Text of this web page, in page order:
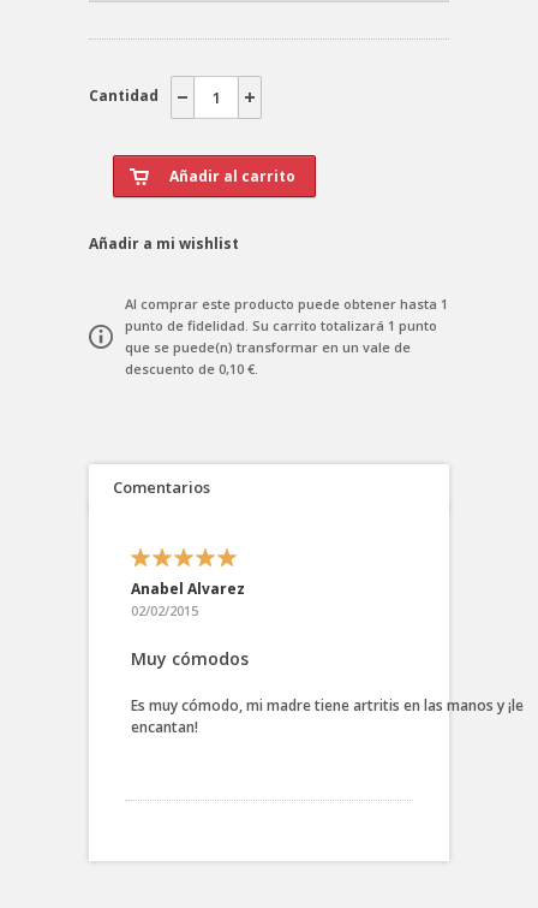
Cantidad
Añadir a mi wishlist
Al comprar este producto puede obtener hasta 1
punto de fidelidad. Su carrito totalizará 1 punto
que se puede(n) transformar en un vale de
descuento de 0,10 €.
Comentarios
Anabel Alvarez
02/02/2015
Muy cómodos
Es muy cómodo, mi madre tiene artritis en las manos y ¡le
encantan!